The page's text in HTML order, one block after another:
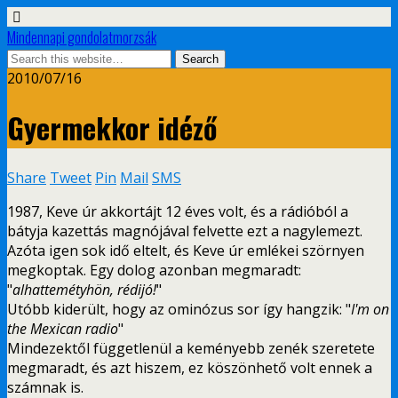
Mindennapi gondolatmorzsák
2010/07/16
Gyermekkor idéző
Share Tweet Pin Mail SMS
1987, Keve úr akkortájt 12 éves volt, és a rádióból a
bátyja kazettás magnójával felvette ezt a nagylemezt.
Azóta igen sok idő eltelt, és Keve úr emlékei szörnyen
megkoptak. Egy dolog azonban megmaradt:
"alhattemétyhön, rédijó!"
Utóbb kiderült, hogy az ominózus sor így hangzik: "I'm on
the Mexican radio"
Mindezektől függetlenül a keményebb zenék szeretete
megmaradt, és azt hiszem, ez köszönhető volt ennek a
számnak is.